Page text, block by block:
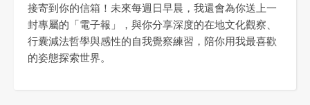
接寄到你的信箱！未來每週日早晨，我還會為你送上一
封專屬的「電子報」，與你分享深度的在地文化觀察、
行囊減法哲學與感性的自我覺察練習，陪你用我最喜歡
的姿態探索世界。